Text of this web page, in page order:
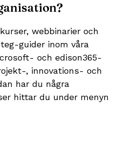
webbinarier och
guider inom våra
och edison365-
, innovations- och
har du några
hittar du under menyn